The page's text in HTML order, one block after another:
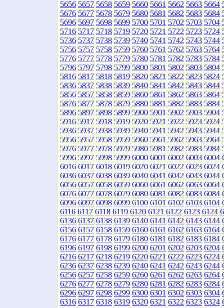
5656 5657 5658 5659 5660 5661 5662 5663 5664
5676 5677 5678 5679 5680 5681 5682 5683 5684
5696 5697 5698 5699 5700 5701 5702 5703 5704
5716 5717 5718 5719 5720 5721 5722 5723 5724
5736 5737 5738 5739 5740 5741 5742 5743 5744
5756 5757 5758 5759 5760 5761 5762 5763 5764
5776 5777 5778 5779 5780 5781 5782 5783 5784
5796 5797 5798 5799 5800 5801 5802 5803 5804
5816 5817 5818 5819 5820 5821 5822 5823 5824
5836 5837 5838 5839 5840 5841 5842 5843 5844
5856 5857 5858 5859 5860 5861 5862 5863 5864
5876 5877 5878 5879 5880 5881 5882 5883 5884
5896 5897 5898 5899 5900 5901 5902 5903 5904
5916 5917 5918 5919 5920 5921 5922 5923 5924
5936 5937 5938 5939 5940 5941 5942 5943 5944
5956 5957 5958 5959 5960 5961 5962 5963 5964
5976 5977 5978 5979 5980 5981 5982 5983 5984
5996 5997 5998 5999 6000 6001 6002 6003 6004
6016 6017 6018 6019 6020 6021 6022 6023 6024
6036 6037 6038 6039 6040 6041 6042 6043 6044
6056 6057 6058 6059 6060 6061 6062 6063 6064
6076 6077 6078 6079 6080 6081 6082 6083 6084
6096 6097 6098 6099 6100 6101 6102 6103 6104
6116 6117 6118 6119 6120 6121 6122 6123 6124
6136 6137 6138 6139 6140 6141 6142 6143 6144
6156 6157 6158 6159 6160 6161 6162 6163 6164
6176 6177 6178 6179 6180 6181 6182 6183 6184
6196 6197 6198 6199 6200 6201 6202 6203 6204
6216 6217 6218 6219 6220 6221 6222 6223 6224
6236 6237 6238 6239 6240 6241 6242 6243 6244
6256 6257 6258 6259 6260 6261 6262 6263 6264
6276 6277 6278 6279 6280 6281 6282 6283 6284
6296 6297 6298 6299 6300 6301 6302 6303 6304
6316 6317 6318 6319 6320 6321 6322 6323 6324